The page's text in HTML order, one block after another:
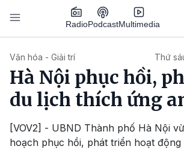
Nhảy đến nội dung
RadioPodcastMultimedia
Văn hóa - Giải trí Thứ
Hà Nội phục hồi,
du lịch thích ứng
[VOV2] - UBND Thành phố Hà Nội
hoạch phục hồi, phát triển hoạt